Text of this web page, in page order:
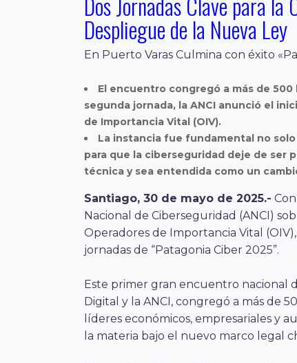
Despliegue de la Nueva Ley
En Puerto Varas Culmina con éxito
El encuentro congregó a más de
segunda jornada, la ANCI anunció el
de Importancia Vital (OIV).
La instancia fue fundamental no
para que la ciberseguridad deje de ser
técnica y sea entendida como un
Santiago, 30 de mayo de 2025.-
Nacional de Ciberseguridad (ANCI)
Operadores de Importancia Vital
jornadas de “Patagonia Ciber 2025”.
Este primer gran encuentro nacional
Digital y la ANCI, congregó a más de
líderes económicos, empresariales y
la materia bajo el nuevo marco legal